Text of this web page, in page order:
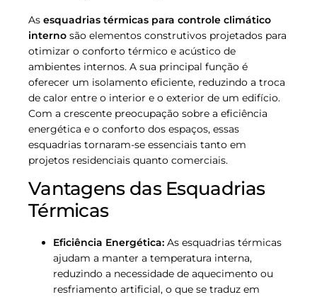
As esquadrias térmicas para controle climático
interno são elementos construtivos projetados para
otimizar o conforto térmico e acústico de
ambientes internos. A sua principal função é
oferecer um isolamento eficiente, reduzindo a troca
de calor entre o interior e o exterior de um edifício.
Com a crescente preocupação sobre a eficiência
energética e o conforto dos espaços, essas
esquadrias tornaram-se essenciais tanto em
projetos residenciais quanto comerciais.
Vantagens das Esquadrias
Térmicas
Eficiência Energética: As esquadrias térmicas
ajudam a manter a temperatura interna,
reduzindo a necessidade de aquecimento ou
resfriamento artificial, o que se traduz em